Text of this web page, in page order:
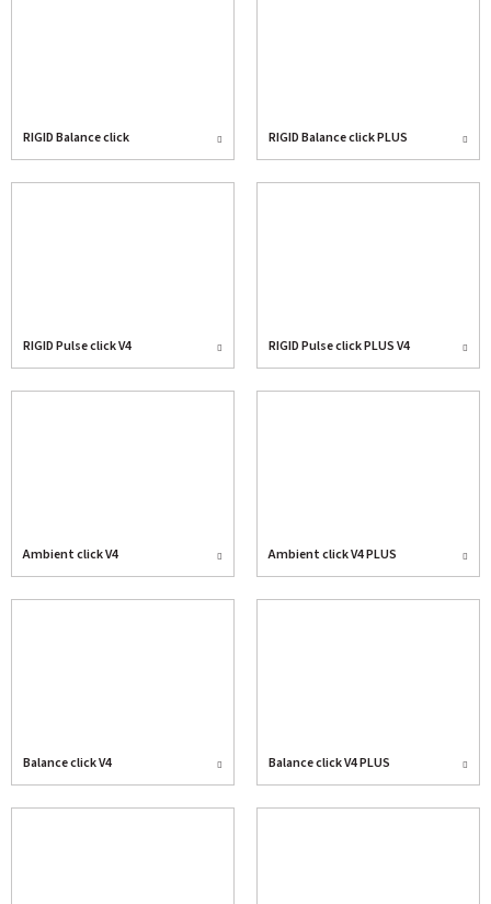
RIGID Balance click RIGID Balance click PLUS
RIGID Pulse click V4 RIGID Pulse click PLUS V4
Ambient click V4 Ambient click V4 PLUS
Balance click V4 Balance click V4 PLUS